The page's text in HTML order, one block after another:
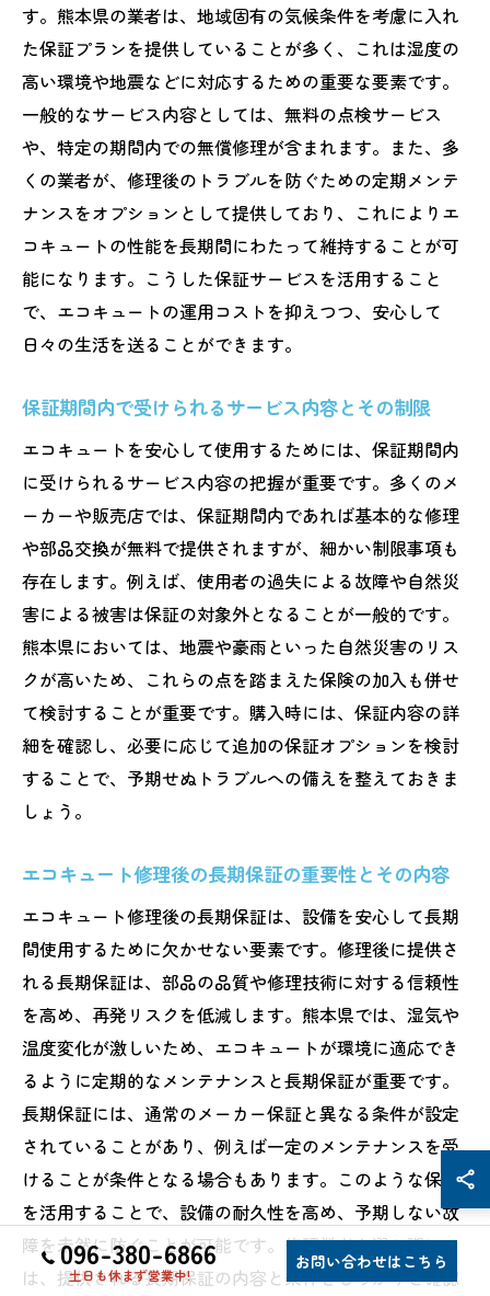
す。熊本県の業者は、地域固有の気候条件を考慮に入れ
た保証プランを提供していることが多く、これは湿度の
高い環境や地震などに対応するための重要な要素です。
一般的なサービス内容としては、無料の点検サービス
や、特定の期間内での無償修理が含まれます。また、多
くの業者が、修理後のトラブルを防ぐための定期メンテ
ナンスをオプションとして提供しており、これによりエ
コキュートの性能を長期間にわたって維持することが可
能になります。こうした保証サービスを活用すること
で、エコキュートの運用コストを抑えつつ、安心して
日々の生活を送ることができます。
保証期間内で受けられるサービス内容とその制限
エコキュートを安心して使用するためには、保証期間内
に受けられるサービス内容の把握が重要です。多くのメ
ーカーや販売店では、保証期間内であれば基本的な修理
や部品交換が無料で提供されますが、細かい制限事項も
存在します。例えば、使用者の過失による故障や自然災
害による被害は保証の対象外となることが一般的です。
熊本県においては、地震や豪雨といった自然災害のリス
クが高いため、これらの点を踏まえた保険の加入も併せ
て検討することが重要です。購入時には、保証内容の詳
細を確認し、必要に応じて追加の保証オプションを検討
することで、予期せぬトラブルへの備えを整えておきま
しょう。
エコキュート修理後の長期保証の重要性とその内容
エコキュート修理後の長期保証は、設備を安心して長期
間使用するために欠かせない要素です。修理後に提供さ
れる長期保証は、部品の品質や修理技術に対する信頼性
を高め、再発リスクを低減します。熊本県では、湿気や
温度変化が激しいため、エコキュートが環境に適応でき
るように定期的なメンテナンスと長期保証が重要です。
長期保証には、通常のメーカー保証と異なる条件が設定
されていることがあり、例えば一定のメンテナンスを受
けることが条件となる場合もあります。このような保証
を活用することで、設備の耐久性を高め、予期しない故
障を未然に防ぐことが可能です。修理業者を選ぶ際に
は、提供される長期保証の内容と条件をしっかりと確認
096-380-6866
土日も休まず営業中!
お問い合わせはこちら